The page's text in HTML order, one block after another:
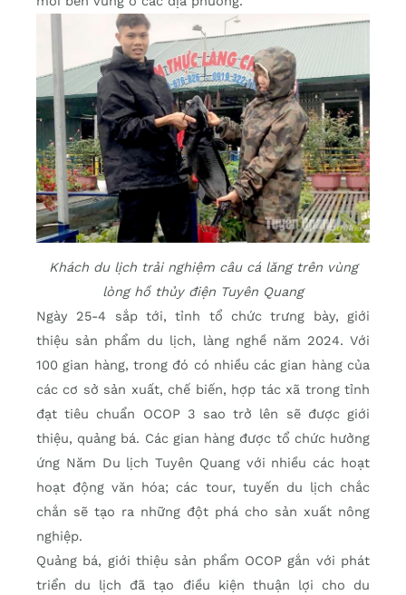
Khách du lịch trải nghiệm câu cá lăng trên vùng
lòng hồ thủy điện Tuyên Quang
Ngày 25-4 sắp tới, tỉnh tổ chức trưng bày, giới
thiệu sản phẩm du lịch, làng nghề năm 2024. Với
100 gian hàng, trong đó có nhiều các gian hàng của
các cơ sở sản xuất, chế biến, hợp tác xã trong tỉnh
đạt tiêu chuẩn OCOP 3 sao trở lên sẽ được giới
thiệu, quảng bá. Các gian hàng được tổ chức hưởng
ứng Năm Du lịch Tuyên Quang với nhiều các hoạt
hoạt động văn hóa; các tour, tuyến du lịch chắc
chắn sẽ tạo ra những đột phá cho sản xuất nông
nghiệp.
Quảng bá, giới thiệu sản phẩm OCOP gắn với phát
triển du lịch đã tạo điều kiện thuận lợi cho du